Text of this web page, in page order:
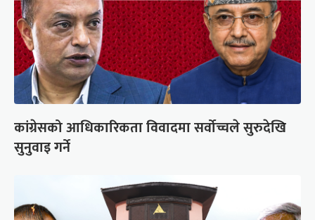
कांग्रेसको आधिकारिकता विवादमा सर्वोच्चले सुरुदेखि
सुनुवाइ गर्ने